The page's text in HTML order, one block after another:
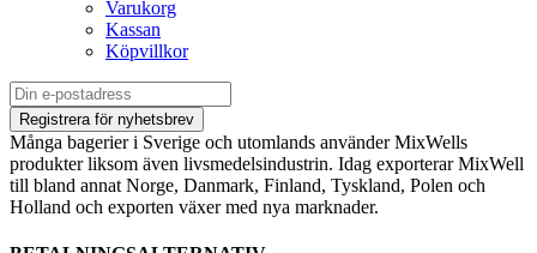
Varukorg
Kassan
Köpvillkor
Många bagerier i Sverige och utomlands använder MixWells
produkter liksom även livsmedelsindustrin. Idag exporterar MixWell
till bland annat Norge, Danmark, Finland, Tyskland, Polen och
Holland och exporten växer med nya marknader.